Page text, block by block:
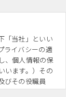
「当社」といい
ライバシーの適
、個人情報の保
います。）その
びその役職員
守いたします。